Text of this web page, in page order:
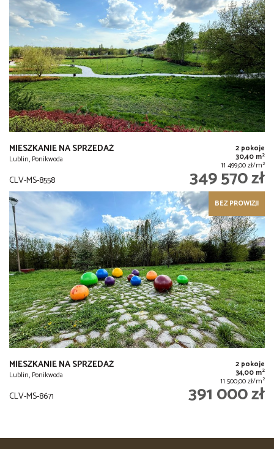
MIESZKANIE NA SPRZEDAŻ
Lublin, Ponikwoda
2 pokoje
30,40 m2
11 499,00 zł/m2
CLV-MS-8558 349 570 zł
BEZ PROWIZJI
MIESZKANIE NA SPRZEDAŻ
Lublin, Ponikwoda
2 pokoje
34,00 m2
11 500,00 zł/m2
CLV-MS-8671 391 000 zł